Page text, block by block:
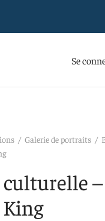
Se
/ Galerie de portraits /
culturelle